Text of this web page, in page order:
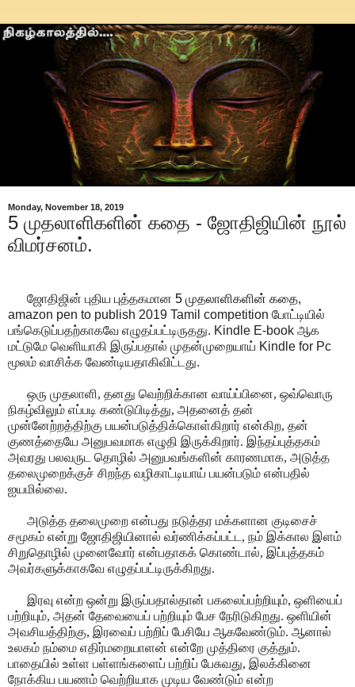
Monday, November 18, 2019
5 முதலாளிகளின் கதை - ஜோதிஜியின் நூல்
விமர்சனம்.
ஜோதிஜின் புதிய புத்தகமான 5 முதலாளிகளின் கதை,
amazon pen to publish 2019 Tamil competition போட்டியில்
பங்கெடுப்பதற்காகவே எழுதப்பட்டிருதது. Kindle E-book ஆக
மட்டுமே வெளியாகி இருப்பதால் முதன்முறையாய் Kindle for Pc
மூலம் வாசிக்க வேண்டியதாகிவிட்டது.
ஒரு முதலாளி, தனது வெற்றிக்கான வாய்ப்பினை, ஒவ்வொரு
நிகழ்விலும் எப்படி கண்டுபிடித்து, அதனைத் தன்
முன்னேற்றத்திற்கு பயன்படுத்திக்கொள்கிறார் என்கிற, தன்
குணத்தையே அனுபவமாக எழுதி இருக்கிறார். இந்தப்புத்தகம்
அவரது பலவருட தொழில் அனுபவங்களின் காரணமாக, அடுத்த
தலைமுறைக்குச் சிறந்த வழிகாட்டியாய் பயன்படும் என்பதில்
ஐயமில்லை.
அடுத்த தலைமுறை என்பது நடுத்தர மக்களான குடிசைச்
சமூகம் என்று ஜோதிஜியினால் வர்ணிக்கப்பட்ட, நம் இக்கால இளம்
சிறுதொழில் முனைவோர் என்பதாகக் கொண்டால், இப்புத்தகம்
அவர்களுக்காகவே எழுதப்பட்டிருக்கிறது.
இரவு என்ற ஒன்று இருப்பதால்தான் பகலைப்பற்றியும், ஒளியைப்
பற்றியும், அதன் தேவையைப் பற்றியும் பேச நேரிடுகிறது. ஒளியின்
அவசியத்திற்கு, இரவைப் பற்றிப் பேசியே ஆகவேண்டும். ஆனால்
உலகம் நம்மை எதிர்மறையாளன் என்றே முத்திரை குத்தும்.
பாதையில் உள்ள பள்ளங்களைப் பற்றிப் பேசுவது, இலக்கினை
நோக்கிய பயணம் வெற்றியாக முடிய வேண்டும் என்ற